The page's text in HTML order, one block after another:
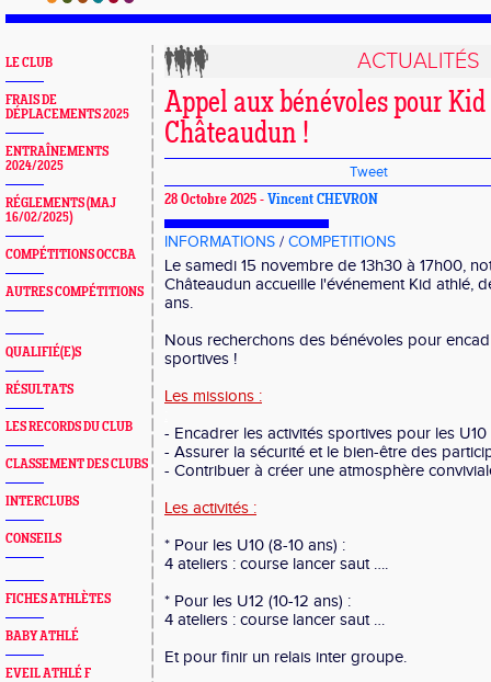
LE CLUB
FRAIS DE
DÉPLACEMENTS 2025
ENTRAÎNEMENTS
2024/2025
RÉGLEMENTS (MAJ
16/02/2025)
COMPÉTITIONS OCCBA
AUTRES COMPÉTITIONS
QUALIFIÉ(E)S
RÉSULTATS
LES RECORDS DU CLUB
CLASSEMENT DES CLUBS
INTERCLUBS
CONSEILS
FICHES ATHLÈTES
BABY ATHLÉ
EVEIL ATHLÉ F
ACTUALITÉS
Appel aux bénévoles pour
Châteaudun !
Tweet
28 Octobre 2025 - Vincent CHEVRON
INFORMATIONS / COMPETITIONS
Le samedi 15 novembre de 13h30 à 17h00,
Châteaudun accueille l'événement Kid athlé,
ans.
Nous recherchons des bénévoles pour
sportives !
Les missions :
- Encadrer les activités sportives pour les
- Assurer la sécurité et le bien-être des
- Contribuer à créer une atmosphère
Les activités :
* Pour les U10 (8-10 ans) :
4 ateliers : course lancer saut ….
* Pour les U12 (10-12 ans) :
4 ateliers : course lancer saut …
Et pour finir un relais inter groupe.